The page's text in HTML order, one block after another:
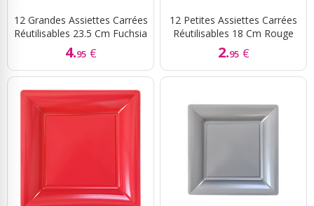
12 Grandes Assiettes Carrées
Réutilisables 23.5 Cm Fuchsia
4.95 €
12 Petites Assiettes Carrées
Réutilisables 18 Cm Rouge
2.95 €